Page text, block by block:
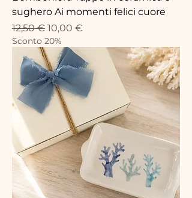
sughero Ai momenti felici cuore
Standardpreis
12,50 € Sale-Preis
10,00 €
Sconto 20%